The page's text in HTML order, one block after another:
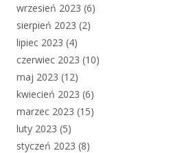
wrzesień 2023 (6)
sierpień 2023 (2)
lipiec 2023 (4)
czerwiec 2023 (10)
maj 2023 (12)
kwiecień 2023 (6)
marzec 2023 (15)
luty 2023 (5)
styczeń 2023 (8)